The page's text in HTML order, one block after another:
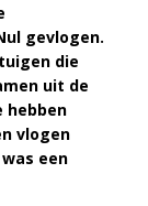
gevlogen.
die
uit de
hebben
vlogen
een